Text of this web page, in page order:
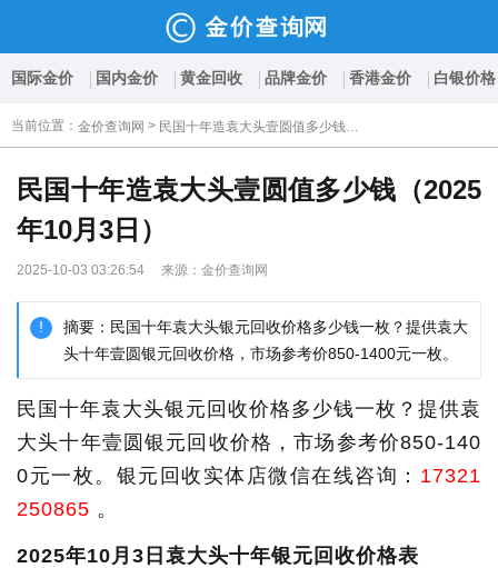
国际金价 国内金价 黄金回收 品牌金价 香港金价 白银价格
当前位置 ： 金价查询网 > 民国十年造袁大头壹圆值多少钱（2025年10月3日）
民国十年造袁大头壹圆值多少钱（2025
年10月3日）
2025-10-03 03:26:54 来源：金价查询网
摘要：民国十年袁大头银元回收价格多少钱一枚？提供袁大
头十年壹圆银元回收价格，市场参考价850-1400元一枚。
民国十年袁大头银元回收价格多少钱一枚？提供袁
大头十年壹圆银元回收价格，市场参考价850-140
0元一枚。银元回收实体店微信在线咨询： 17321
250865 。
2025年10月3日袁大头十年银元回收价格表